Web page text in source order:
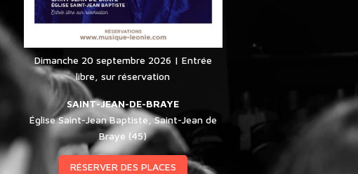
Dimanche 20 septembre 2026 | Entrée
libre, sur réservation
SAINT-JEAN-DE-BRAYE
Église Saint-Jean Baptiste, Saint-Jean de
Braye (45)
RÉSERVER DES PLACES